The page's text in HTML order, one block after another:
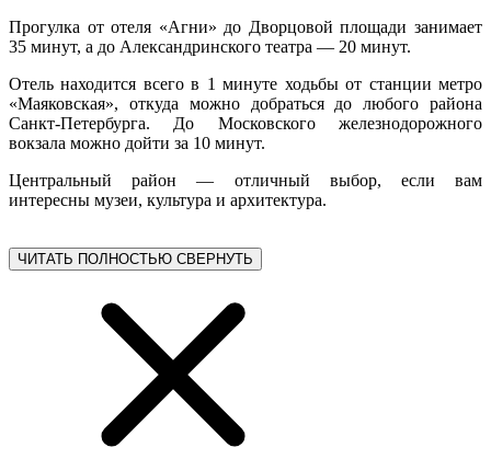
Прогулка от отеля «Агни» до Дворцовой площади занимает
35 минут, а до Александринского театра — 20 минут.
Отель находится всего в 1 минуте ходьбы от станции метро
«Маяковская», откуда можно добраться до любого района
Санкт-Петербурга. До Московского железнодорожного
вокзала можно дойти за 10 минут.
Центральный район — отличный выбор, если вам
интересны музеи, культура и архитектура.
ЧИТАТЬ ПОЛНОСТЬЮ СВЕРНУТЬ